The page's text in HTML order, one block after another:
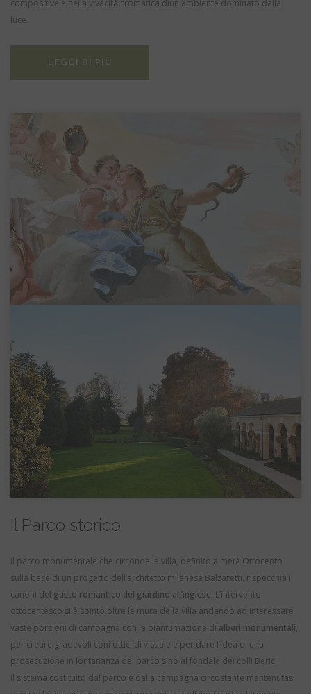
compositive e nella vivacità cromatica diun ambiente dominato dalla
luce.
LEGGI DI PIÙ
Il Parco storico
Il parco monumentale che circonda la villa, definito a metà Ottocento
sulla base di un progetto dell’architetto milanese Balzaretti, rispecchia i
canoni del gusto romantico del giardino all’inglese. L’intervento
ottocentesco si è spinto oltre le mura della villa andando ad interessare
vaste porzioni di campagna con la piantumazione di alberi monumentali,
per creare gradevoli coni ottici di visuale e per dare l’idea di una
prosecuzione in lontananza del parco sino al fondale dei colli Berici.
Il sistema costituito dal parco e dalla campagna circostante mantenutasi